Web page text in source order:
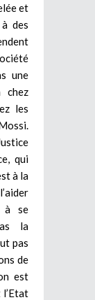
et
des
une
chez
les
qui
à la
à se
la
pas
de
est
l’Etat